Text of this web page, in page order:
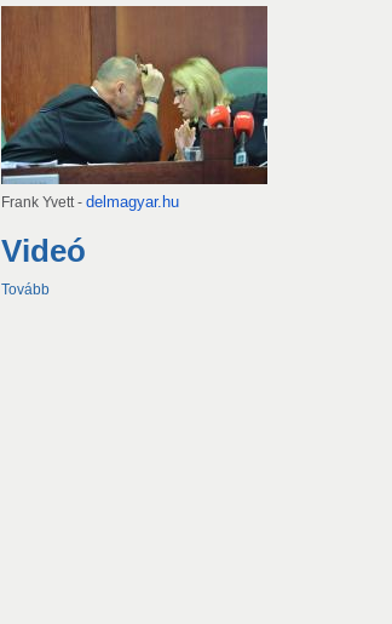
Frank Yvett - delmagyar.hu
Videó
Tovább